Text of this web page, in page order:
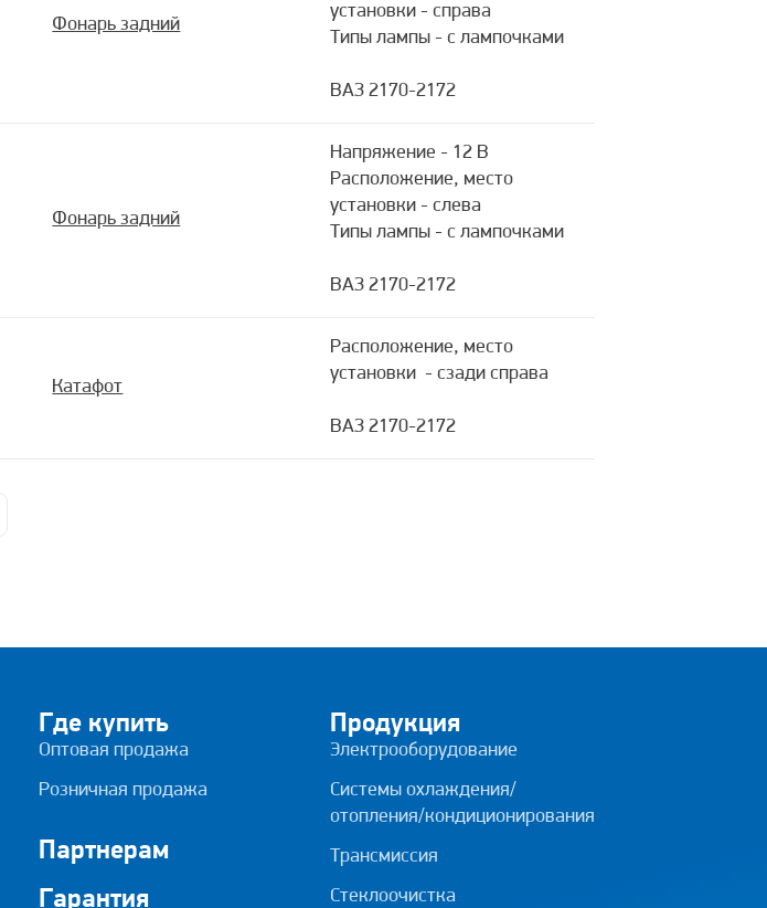
Фонарь задний
установки - справа
Типы лампы - с лампочками
ВАЗ 2170-2172
Фонарь задний
Напряжение - 12 В
Расположение, место
установки - слева
Типы лампы - с лампочками
ВАЗ 2170-2172
Катафот
Расположение, место
установки - сзади справа
ВАЗ 2170-2172
Где купить
Оптовая продажа
Розничная продажа
Партнерам
Гарантия
Продукция
Электрооборудование
Системы охлаждения/
отопления/кондиционирования
Трансмиссия
Стеклоочистка